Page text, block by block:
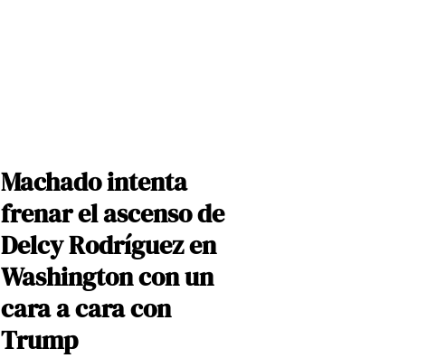
Machado intenta
frenar el ascenso de
Delcy Rodríguez en
Washington con un
cara a cara con
Trump